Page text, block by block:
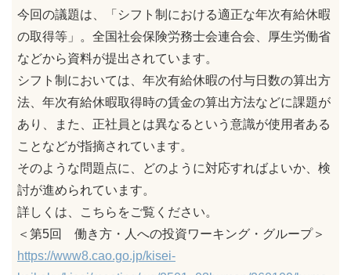
今回の議題は、「シフト制における適正な年次有給休暇
の取得等」。全国社会保険労務士会連合会、厚生労働省
などから資料が提出されています。
シフト制においては、年次有給休暇の付与日数の算出方
法、年次有給休暇取得時の賃金の算出方法などに課題が
あり、また、正社員とは異なるという意識が使用者ある
ことなどが指摘されています。
そのような問題点に、どのように対応すればよいか、検
討が進められています。
詳しくは、こちらをご覧ください。
＜第5回 働き方・人への投資ワーキング・グループ＞
https://www8.cao.go.jp/kisei-